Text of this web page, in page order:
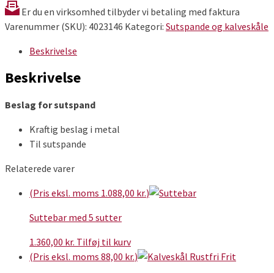
Er du en virksomhed tilbyder vi betaling med faktura
Varenummer (SKU): 4023146 Kategori: Sutspande og kalveskåle
Beskrivelse
Beskrivelse
Beslag for sutspand
Kraftig beslag i metal
Til sutspande
Relaterede varer
(Pris eksl. moms 1.088,00 kr.)
Suttebar med 5 sutter
1.360,00 kr. Tilføj til kurv
(Pris eksl. moms 88,00 kr.)